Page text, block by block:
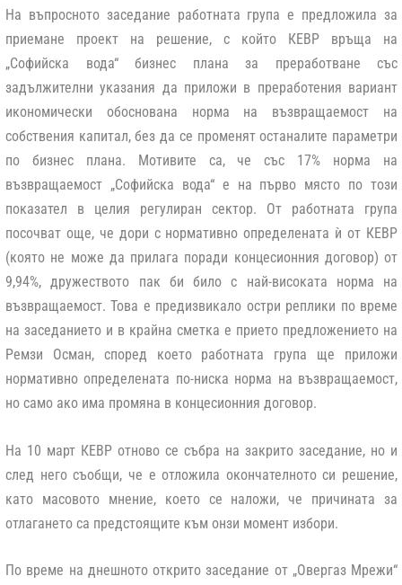
На въпросното заседание работната група е предложила за
приемане проект на решение, с който КЕВР връща на
„Софийска вода“ бизнес плана за преработване със
задължителни указания да приложи в преработения вариант
икономически обоснована норма на възвращаемост на
собствения капитал, без да се променят останалите параметри
по бизнес плана. Мотивите са, че със 17% норма на
възвращаемост „Софийска вода“ е на първо място по този
показател в целия регулиран сектор. От работната група
посочват още, че дори с нормативно определената ѝ от КЕВР
(която не може да прилага поради концесионния договор) от
9,94%, дружеството пак би било с най-високата норма на
възвращаемост. Това е предизвикало остри реплики по време
на заседанието и в крайна сметка е прието предложението на
Ремзи Осман, според което работната група ще приложи
нормативно определената по-ниска норма на възвращаемост,
но само ако има промяна в концесионния договор.
На 10 март КЕВР отново се събра на закрито заседание, но и
след него съобщи, че е отложила окончателното си решение,
като масовото мнение, което се наложи, че причината за
отлагането са предстоящите към онзи момент избори.
По време на днешното открито заседание от „Овергаз Мрежи“